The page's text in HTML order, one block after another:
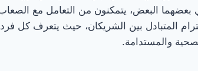
في بعضهما البعض، يتمكنون من التعامل مع
المتبادل بين الشريكان، حيث يتعرف كل
والمستدامة.